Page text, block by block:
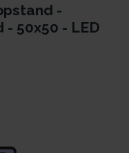
-
50x50 - LED